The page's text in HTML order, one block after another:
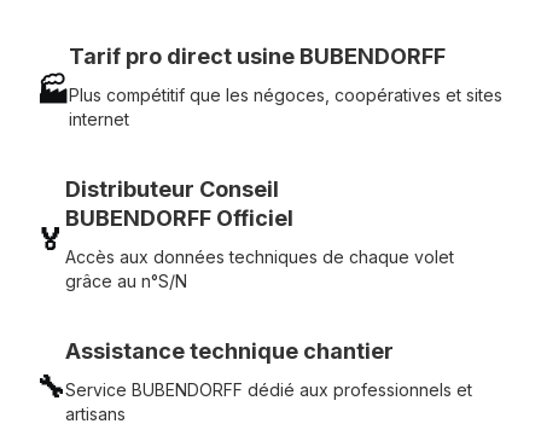
🏭
Tarif pro direct usine BUBENDORFF
Plus compétitif que les négoces, coopératives et sites
internet
🏅
Distributeur Conseil
BUBENDORFF Officiel
Accès aux données techniques de chaque volet
grâce au n°S/N
🔧
Assistance technique chantier
Service BUBENDORFF dédié aux professionnels et
artisans